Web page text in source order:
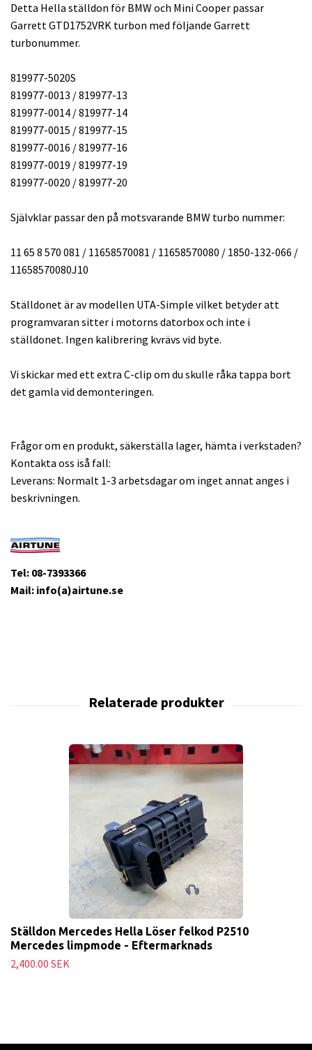
Detta Hella ställdon för BMW och Mini Cooper passar
Garrett GTD1752VRK turbon med följande Garrett
turbonummer.
819977-5020S
819977-0013 / 819977-13
819977-0014 / 819977-14
819977-0015 / 819977-15
819977-0016 / 819977-16
819977-0019 / 819977-19
819977-0020 / 819977-20
Självklar passar den på motsvarande BMW turbo nummer:
11 65 8 570 081 / 11658570081 / 11658570080 / 1850-132-066 /
11658570080J10
Ställdonet är av modellen UTA-Simple vilket betyder att
programvaran sitter i motorns datorbox och inte i
ställdonet. Ingen kalibrering kvrävs vid byte.
Vi skickar med ett extra C-clip om du skulle råka tappa bort
det gamla vid demonteringen.
Frågor om en produkt, säkerställa lager, hämta i verkstaden?
Kontakta oss iså fall:
Leverans: Normalt 1-3 arbetsdagar om inget annat anges i
beskrivningen.
Tel: 08-7393366
Mail: info(a)airtune.se
Ställdon Mercedes Hella Löser felkod P2510
Mercedes limpmode - Eftermarknads
2,400.00 SEK